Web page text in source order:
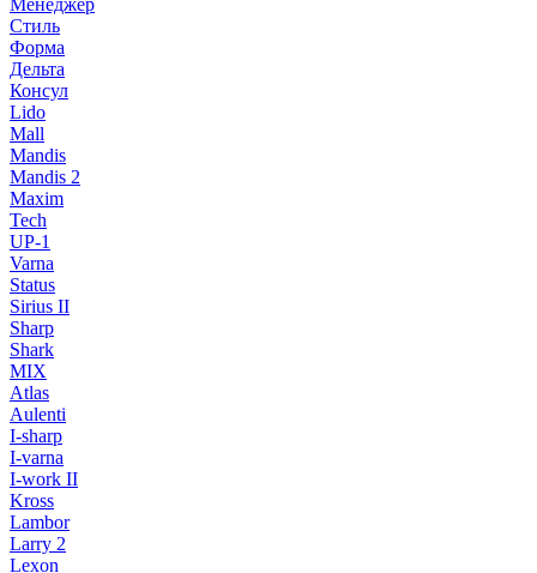
Менеджер
Стиль
Форма
Дельта
Консул
Lido
Mall
Mandis
Mandis 2
Maxim
Tech
UP-1
Varna
Status
Sirius II
Sharp
Shark
MIX
Atlas
Aulenti
I-sharp
I-varna
I-work II
Kross
Lambor
Larry 2
Lexon